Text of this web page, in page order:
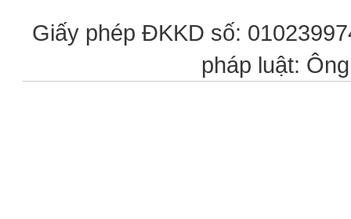
Giấy phép ĐKKD số:
pháp luật: